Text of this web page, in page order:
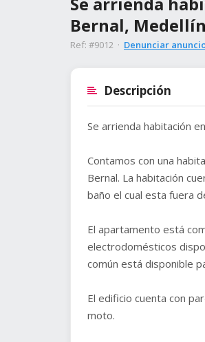
Bernal, Medellín
Ref: #9012 · Denunciar
Descripción
Se arrienda habitación
Contamos con una
Bernal. La habitación
baño el cual esta fuera
El apartamento está
electrodomésticos
común está disponible
El edificio cuenta con
moto.